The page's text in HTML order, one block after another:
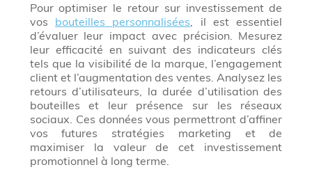
Pour optimiser le retour sur investissement de
vos bouteilles personnalisées, il est essentiel
d’évaluer leur impact avec précision. Mesurez
leur efficacité en suivant des indicateurs clés
tels que la visibilité de la marque, l’engagement
client et l’augmentation des ventes. Analysez les
retours d’utilisateurs, la durée d’utilisation des
bouteilles et leur présence sur les réseaux
sociaux. Ces données vous permettront d’affiner
vos futures stratégies marketing et de
maximiser la valeur de cet investissement
promotionnel à long terme.